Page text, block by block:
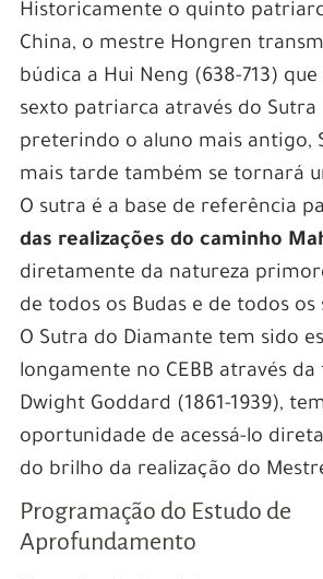
Historicamente o quinto
China, o mestre Hongren
búdica a Hui Neng (638-713)
sexto patriarca através do Sutra
preterindo o aluno mais antigo,
mais tarde também se tornará
O sutra é a base de referência
das realizações do caminho
diretamente da natureza
de todos os Budas e de todos os
O Sutra do Diamante tem sido
longamente no CEBB através
Dwight Goddard (1861-1939),
oportunidade de acessá-lo
do brilho da realização do
Programação do Estudo de
Aprofundamento